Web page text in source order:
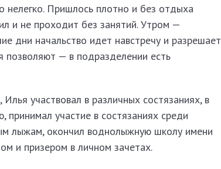
нелегко. Пришлось плотно и без отдыха
и не проходит без занятий. Утром —
дни начальство идет навстречу и разрешает
позволяют — в подразделении есть
участвовал в различных состязаниях, в
принимал участие в состязаниях среди
лыжам, окончил воднолыжную школу имени
и призером в личном зачетах.